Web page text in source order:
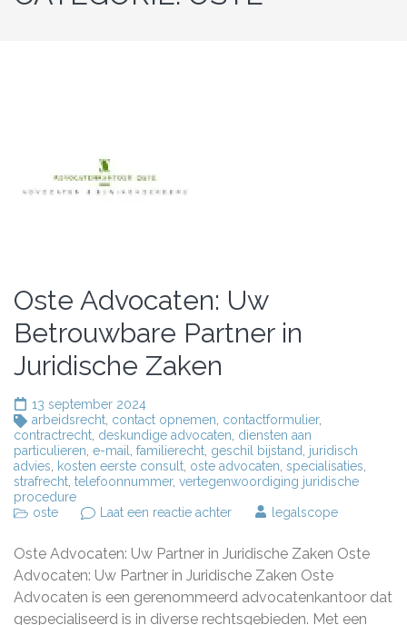
Oste Advocaten: Uw
Betrouwbare Partner in
Juridische Zaken
13 september 2024
arbeidsrecht contact opnemen contactformulier,
contractrecht deskundige advocaten diensten aan
particulieren e-mail familierecht geschil bijstand
juridisch
advies
kosten eerste consult oste advocaten specialisaties
strafrecht telefoonnummer, vertegenwoordiging juridische
procedure
oste
Laat een reactie achterop
Uw
Betrouwbare
Partner
in
Juridische
legalscope
Oste Advocaten: Uw Partner in Juridische Zaken Oste
Advocaten: Uw Partner in Juridische Zaken Oste
Advocaten is een gerenommeerd advocatenkantoor dat
gespecialiseerd is in diverse rechtsgebieden. Met een